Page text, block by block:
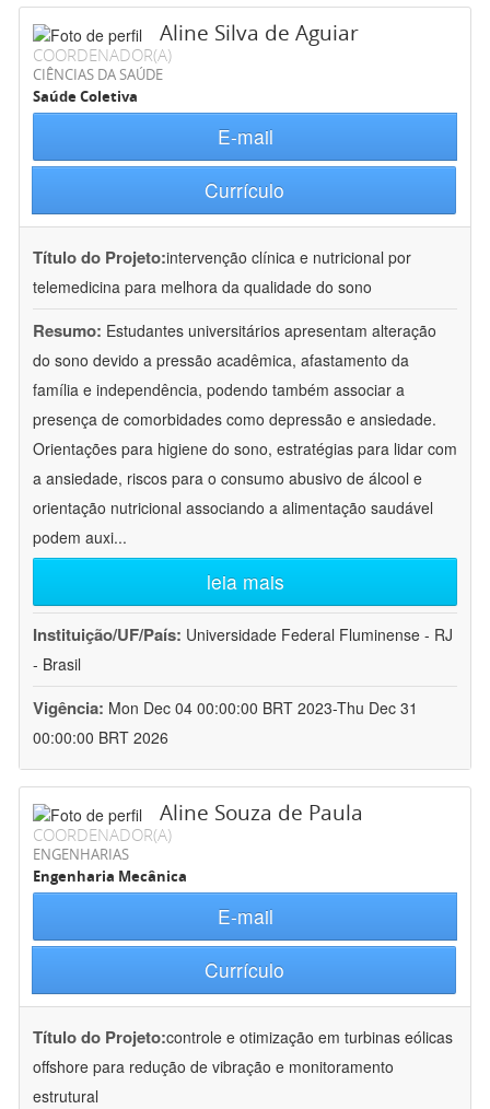
Aline Silva de Aguiar
COORDENADOR(A)
CIÊNCIAS DA SAÚDE
Saúde Coletiva
E-mail
Currículo
Título do Projeto:intervenção clínica e nutricional por
telemedicina para melhora da qualidade do sono
Resumo: Estudantes universitários apresentam alteração
do sono devido a pressão acadêmica, afastamento da
família e independência, podendo também associar a
presença de comorbidades como depressão e ansiedade.
Orientações para higiene do sono, estratégias para lidar com
a ansiedade, riscos para o consumo abusivo de álcool e
orientação nutricional associando a alimentação saudável
podem auxi...
leia mais
Instituição/UF/País: Universidade Federal Fluminense - RJ
- Brasil
Vigência: Mon Dec 04 00:00:00 BRT 2023-Thu Dec 31
00:00:00 BRT 2026
Aline Souza de Paula
COORDENADOR(A)
ENGENHARIAS
Engenharia Mecânica
E-mail
Currículo
Título do Projeto:controle e otimização em turbinas eólicas
offshore para redução de vibração e monitoramento
estrutural